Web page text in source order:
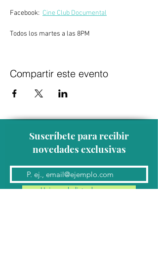
Facebook: Cine Club Documental
Todos los martes a las 8PM
Compartir este evento
Suscríbete para recibir
novedades exclusivas
Unirse a la lista de correo